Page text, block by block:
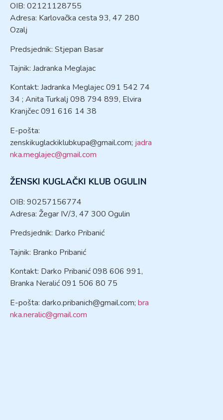
OIB: 02121128755
Adresa: Karlovačka cesta 93, 47 280
Ozalj
Predsjednik: Stjepan Basar
Tajnik: Jadranka Meglajac
Kontakt: Jadranka Meglajec 091 542 74
34 ; Anita Turkalj 098 794 899, Elvira
Kranjčec 091 616 14 38
E-pošta:
zenskikuglackiklubkupa@gmail.com; jadra
nka.meglajec@gmail.com
ŽENSKI KUGLAČKI KLUB OGULIN
OIB: 90257156774
Adresa: Žegar IV/3, 47 300 Ogulin
Predsjednik: Darko Pribanić
Tajnik: Branko Pribanić
Kontakt: Darko Pribanić 098 606 991,
Branka Neralić 091 506 80 75
E-pošta: darko.pribanich@gmail.com; bra
nka.neralic@gmail.com